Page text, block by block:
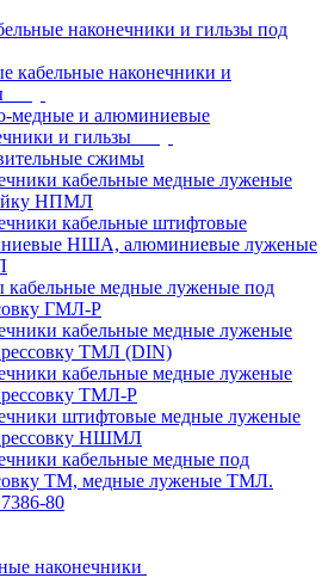
наконечники и гильзы под
кабельные наконечники и
медные и алюминиевые
и гильзы
сжимы
кабельные медные луженые
НПМЛ
кабельные штифтовые
НША, алюминиевые луженые
кабельные медные луженые под
ГМЛ-Р
кабельные медные луженые
ТМЛ (DIN)
кабельные медные луженые
ТМЛ-Р
штифтовые медные луженые
НШМЛ
кабельные медные под
ТМ, медные луженые ТМЛ.
80
наконечники